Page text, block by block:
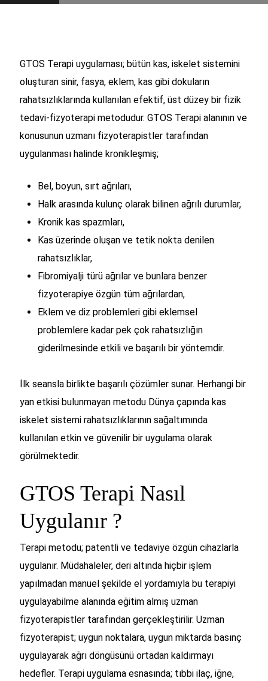
GTOS Terapi uygulaması; bütün kas, iskelet sistemini
oluşturan sinir, fasya, eklem, kas gibi dokuların
rahatsızlıklarında kullanılan efektif, üst düzey bir fizik
tedavi-fizyoterapi metodudur. GTOS Terapi alanının ve
konusunun uzmanı fizyoterapistler tarafından
uygulanması halinde kronikleşmiş;
Bel, boyun, sırt ağrıları,
Halk arasında kulunç olarak bilinen ağrılı durumlar,
Kronik kas spazmları,
Kas üzerinde oluşan ve tetik nokta denilen
rahatsızlıklar,
Fibromiyalji türü ağrılar ve bunlara benzer
fizyoterapiye özgün tüm ağrılardan,
Eklem ve diz problemleri gibi eklemsel
problemlere kadar pek çok rahatsızlığın
giderilmesinde etkili ve başarılı bir yöntemdir.
İlk seansla birlikte başarılı çözümler sunar. Herhangi bir
yan etkisi bulunmayan metodu Dünya çapında kas
iskelet sistemi rahatsızlıklarının sağaltımında
kullanılan etkin ve güvenilir bir uygulama olarak
görülmektedir.
GTOS Terapi Nasıl
Uygulanır ?
Terapi metodu; patentli ve tedaviye özgün cihazlarla
uygulanır. Müdahaleler, deri altında hiçbir işlem
yapılmadan manuel şekilde el yordamıyla bu terapiyi
uygulayabilme alanında eğitim almış uzman
fizyoterapistler tarafından gerçekleştirilir. Uzman
fizyoterapist; uygun noktalara, uygun miktarda basınç
uygulayarak ağrı döngüsünü ortadan kaldırmayı
hedefler. Terapi uygulama esnasında; tıbbi ilaç, iğne,